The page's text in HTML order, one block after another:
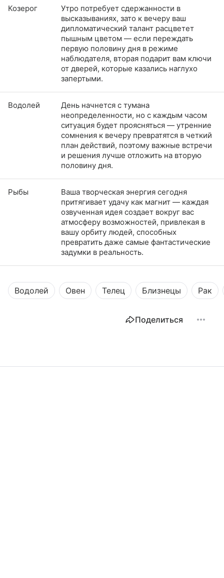
Козерог
Утро потребует сдержанности в
высказываниях, зато к вечеру ваш
дипломатический талант расцветет
пышным цветом — если переждать
первую половину дня в режиме
наблюдателя, вторая подарит вам ключи
от дверей, которые казались наглухо
запертыми.
Водолей
День начнется с тумана
неопределенности, но с каждым часом
ситуация будет проясняться — утренние
сомнения к вечеру превратятся в четкий
план действий, поэтому важные встречи
и решения лучше отложить на вторую
половину дня.
Рыбы
Ваша творческая энергия сегодня
притягивает удачу как магнит — каждая
озвученная идея создает вокруг вас
атмосферу возможностей, привлекая в
вашу орбиту людей, способных
превратить даже самые фантастические
задумки в реальность.
Водолей Овен Телец Близнецы Рак
Поделиться